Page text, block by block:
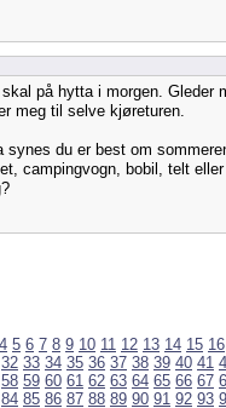
på hytta i morgen. Gleder
meg til selve kjøreturen.
synes du er best om
campingvogn, bobil, telt
4 5 6 7 8 9 10 11 12 13 14 15 16
32 33 34 35 36 37 38 39 40 41
58 59 60 61 62 63 64 65 66 67
84 85 86 87 88 89 90 91 92 93